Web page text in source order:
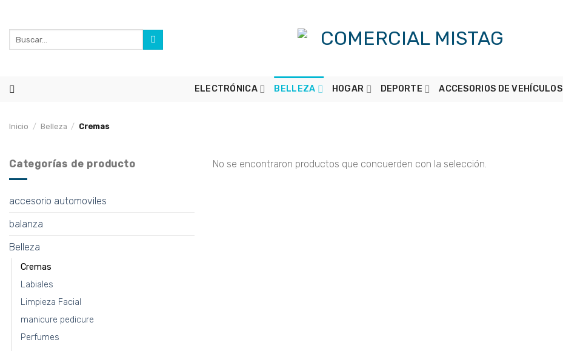
content
ELECTRÓNICA BELLEZA HOGAR DEPORTE ACCESORIOS DE VEHÍCULOS
Inicio / Belleza / Cremas
Categorías de producto
accesorio automoviles
balanza
Belleza
Cremas
Labiales
Limpieza Facial
manicure pedicure
Perfumes
No se encontraron productos que concuerden con la selección.